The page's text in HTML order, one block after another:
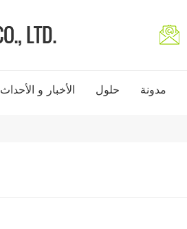
الأخبار و الأحداث حلول مدونة